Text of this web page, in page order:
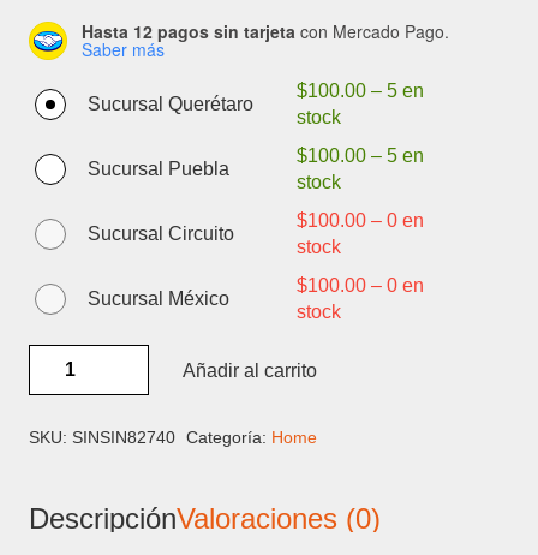
Hasta 12 pagos sin tarjeta con Mercado Pago.
Saber más
Sucursal Querétaro
$100.00– 5 en
stock
Sucursal Puebla
$100.00– 5 en
stock
Sucursal Circuito
$100.00– 0 en
stock
Sucursal México
$100.00– 0 en
stock
ONE
-
Añadir al carrito
SKU: SINSIN82740 Categoría: Home
DescripciónValoraciones (0)